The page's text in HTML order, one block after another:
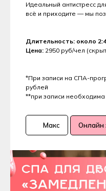
Идеальный антистресс
всё и приходите — мы
Длительность: около
Цена: 2950 руб/чел
*При записи на СПА-
рублей
**при записи
Макс Онлайн